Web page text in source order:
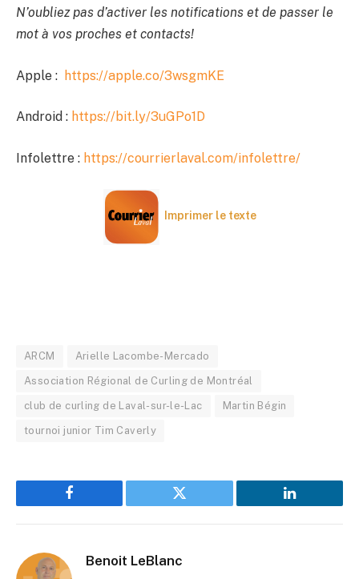
N’oubliez pas d’activer les notifications et de passer le
mot à vos proches et contacts!
Apple : https://apple.co/3wsgmKE
Android : https://bit.ly/3uGPo1D
Infolettre : https://courrierlaval.com/infolettre/
Imprimer le texte
ARCM Arielle Lacombe-Mercado
Association Régional de Curling de Montréal
club de curling de Laval-sur-le-Lac Martin Bégin
tournoi junior Tim Caverly
Facebook Twitter LinkedIn
Benoit LeBlanc